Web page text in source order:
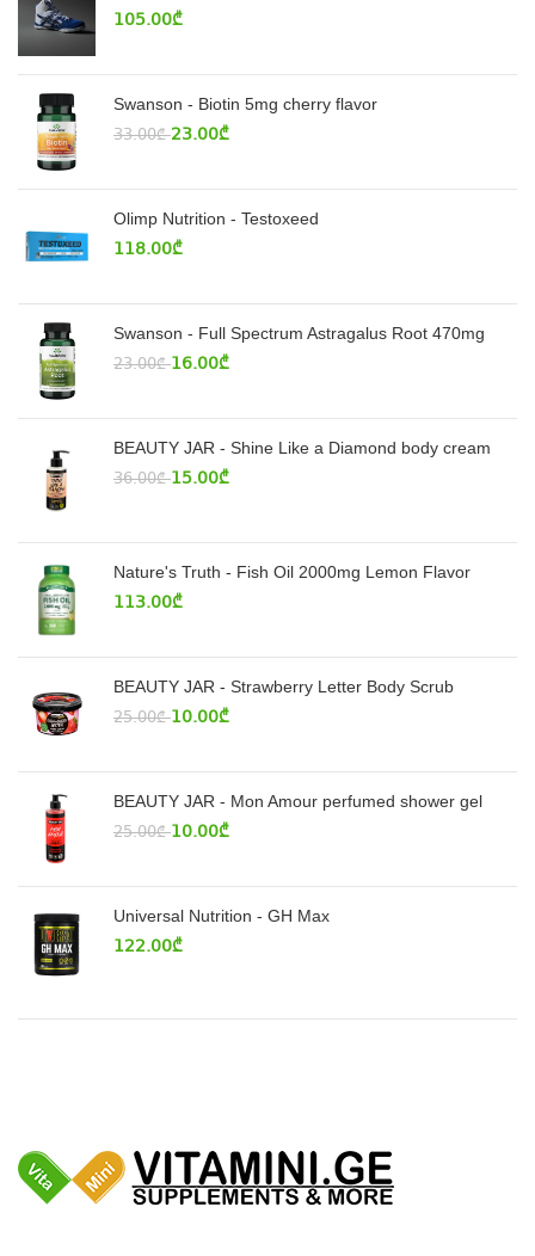
105.00₾
Swanson - Biotin 5mg cherry flavor
33.00₾ 23.00₾
Olimp Nutrition - Testoxeed
118.00₾
Swanson - Full Spectrum Astragalus Root 470mg
23.00₾ 16.00₾
BEAUTY JAR - Shine Like a Diamond body cream
36.00₾ 15.00₾
Nature's Truth - Fish Oil 2000mg Lemon Flavor
113.00₾
BEAUTY JAR - Strawberry Letter Body Scrub
25.00₾ 10.00₾
BEAUTY JAR - Mon Amour perfumed shower gel
25.00₾ 10.00₾
Universal Nutrition - GH Max
122.00₾